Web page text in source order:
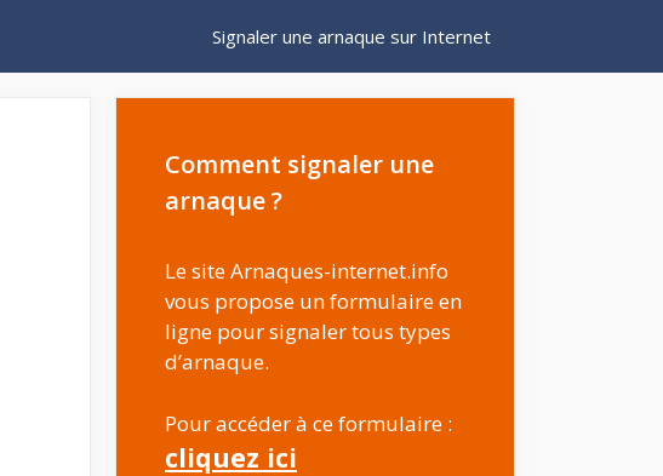
Signaler une arnaque sur Internet
Comment signaler une
arnaque ?
Le site Arnaques-internet.info
vous propose un formulaire en
ligne pour signaler tous types
d’arnaque.
Pour accéder à ce formulaire :
cliquez ici